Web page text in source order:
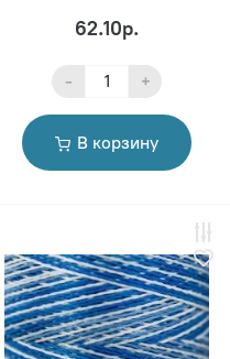
62.10р.
- +
В корзину